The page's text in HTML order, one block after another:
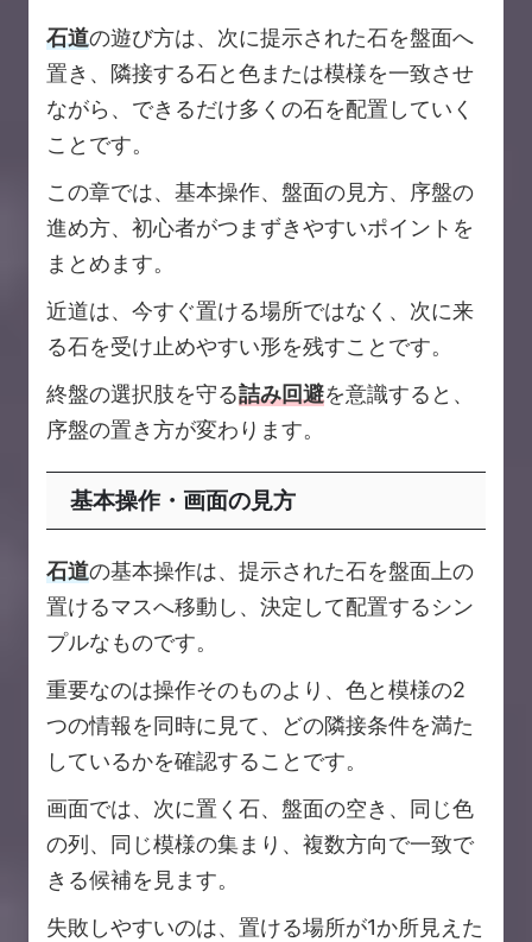
石道の遊び方は、次に提示された石を盤面へ
置き、隣接する石と色または模様を一致させ
ながら、できるだけ多くの石を配置していく
ことです。
この章では、基本操作、盤面の見方、序盤の
進め方、初心者がつまずきやすいポイントを
まとめます。
近道は、今すぐ置ける場所ではなく、次に来
る石を受け止めやすい形を残すことです。
終盤の選択肢を守る詰み回避を意識すると、
序盤の置き方が変わります。
基本操作・画面の見方
石道の基本操作は、提示された石を盤面上の
置けるマスへ移動し、決定して配置するシン
プルなものです。
重要なのは操作そのものより、色と模様の2
つの情報を同時に見て、どの隣接条件を満た
しているかを確認することです。
画面では、次に置く石、盤面の空き、同じ色
の列、同じ模様の集まり、複数方向で一致で
きる候補を見ます。
失敗しやすいのは、置ける場所が1か所見えた